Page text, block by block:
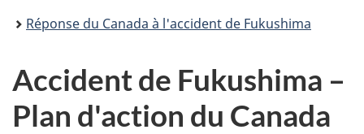
Réponse du Canada à l'accident de Fukushima
Accident de Fukushima –
Plan d'action du Canada